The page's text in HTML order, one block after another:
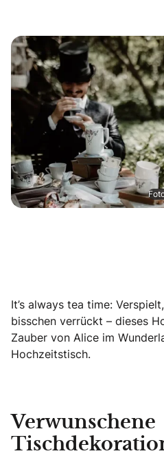
It’s always tea time:
bisschen verrückt – dieses
Zauber von Alice im
Hochzeitstisch.
Verwunschene